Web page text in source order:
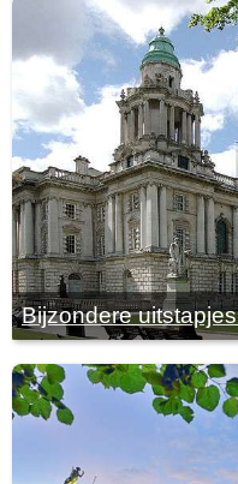
Bijzondere